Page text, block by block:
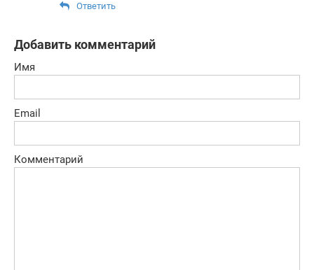
Ответить
Добавить комментарий
Имя
Email
Комментарий